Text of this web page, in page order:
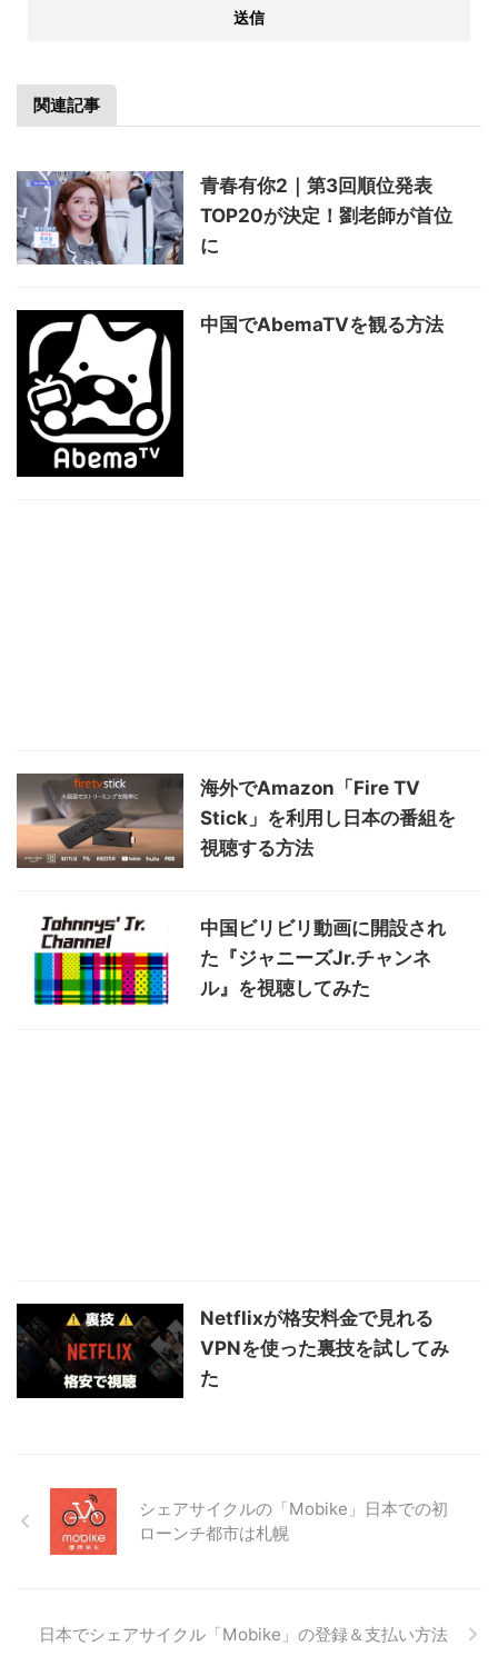
関連記事
青春有你2｜第3回順位発表
TOP20が決定！劉老師が首位
に
中国でAbemaTVを観る方法
海外でAmazon「Fire TV
Stick」を利用し日本の番組を
視聴する方法
中国ビリビリ動画に開設され
た『ジャニーズJr.チャンネ
ル』を視聴してみた
Netflixが格安料金で見れる
VPNを使った裏技を試してみ
た
シェアサイクルの「Mobike」日本での初
ローンチ都市は札幌
日本でシェアサイクル「Mobike」の登録＆支払い方法